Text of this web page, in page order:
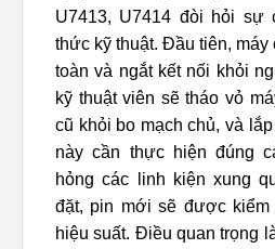
U7413, U7414 đòi hỏi sự
thức kỹ thuật. Đầu tiên, máy
toàn và ngắt kết nối khỏi
kỹ thuật viên sẽ tháo vỏ
cũ khỏi bo mạch chủ, và
này cần thực hiện đúng
hỏng các linh kiện xung
đặt, pin mới sẽ được kiểm
hiệu suất. Điều quan trọng